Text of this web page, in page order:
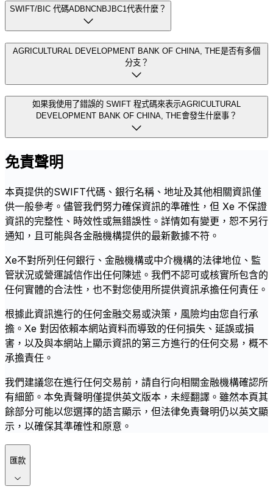
SWIFT/BIC 代碼ADBNCNBJBC1代表什麼？
AGRICULTURAL DEVELOPMENT BANK OF CHINA, THE是否有多個
分支？
如果我使用了錯誤的 SWIFT 程式碼來表示AGRICULTURAL
DEVELOPMENT BANK OF CHINA, THE會發生什麼事？
免責聲明
本頁提供的SWIFT代碼、銀行名稱、地址及其他相關資訊僅
供一般參考。儘管我們努力確保資訊的準確性，但 Xe 不保證
資訊的完整性、時效性或無錯誤性。詳情如有變更，恕不另行
通知，且可能與各金融機構提供的最新數據不符。
Xe不對所列任何銀行、金融機構或中介機構的法律地位、監
管狀況或營運誠信作出任何陳述。我們不認可或核實所包含的
任何實體的合法性，也不對您使用所提供資訊承擔任何責任。
根據此資訊進行的任何金融交易或決策，風險均由您自行承
擔。Xe 對因依賴本網站資料而導致的任何損失、延誤或損
害，以及與本網站上顯示資訊的第三方進行的任何交易，概不
承擔責任。
我們建議您在進行任何交易前，請自行向相關金融機構確認所
有細節。本免責聲明僅提供英文版本，未經翻譯。雖然本頁其
餘部分可能以您選擇的語言顯示，但法律免責聲明仍以英文顯
示，以確保其準確性和原意。
匯款